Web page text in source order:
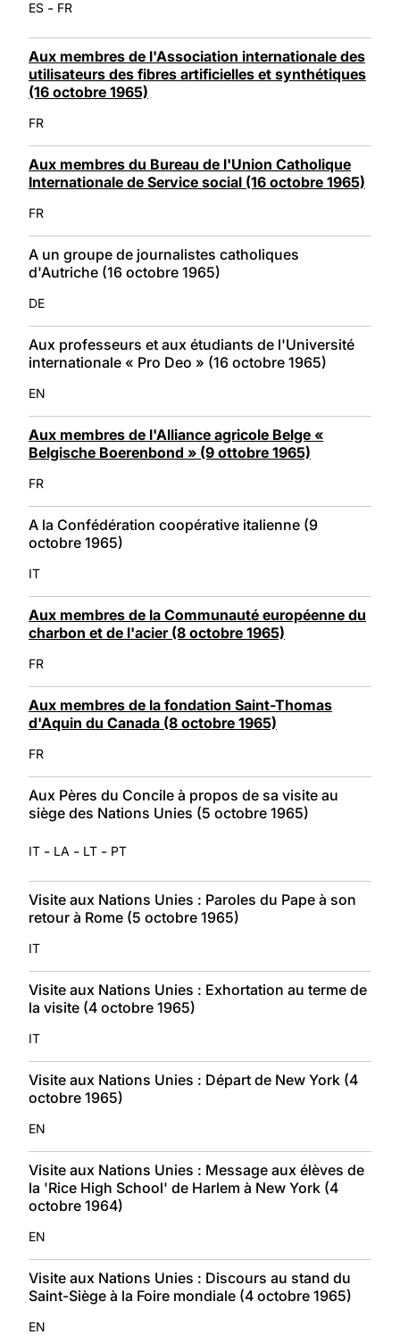
ES - FR
Aux membres de l'Association internationale des
utilisateurs des fibres artificielles et synthétiques
(16 octobre 1965)
FR
Aux membres du Bureau de l'Union Catholique
Internationale de Service social (16 octobre 1965)
FR
A un groupe de journalistes catholiques
d'Autriche (16 octobre 1965)
DE
Aux professeurs et aux étudiants de l'Université
internationale « Pro Deo » (16 octobre 1965)
EN
Aux membres de l'Alliance agricole Belge «
Belgische Boerenbond » (9 ottobre 1965)
FR
A la Confédération coopérative italienne (9
octobre 1965)
IT
Aux membres de la Communauté européenne du
charbon et de l'acier (8 octobre 1965)
FR
Aux membres de la fondation Saint-Thomas
d'Aquin du Canada (8 octobre 1965)
FR
Aux Pères du Concile à propos de sa visite au
siège des Nations Unies (5 octobre 1965)
IT - LA - LT - PT
Visite aux Nations Unies : Paroles du Pape à son
retour à Rome (5 octobre 1965)
IT
Visite aux Nations Unies : Exhortation au terme de
la visite (4 octobre 1965)
IT
Visite aux Nations Unies : Départ de New York (4
octobre 1965)
EN
Visite aux Nations Unies : Message aux élèves de
la 'Rice High School' de Harlem à New York (4
octobre 1964)
EN
Visite aux Nations Unies : Discours au stand du
Saint-Siège à la Foire mondiale (4 octobre 1965)
EN